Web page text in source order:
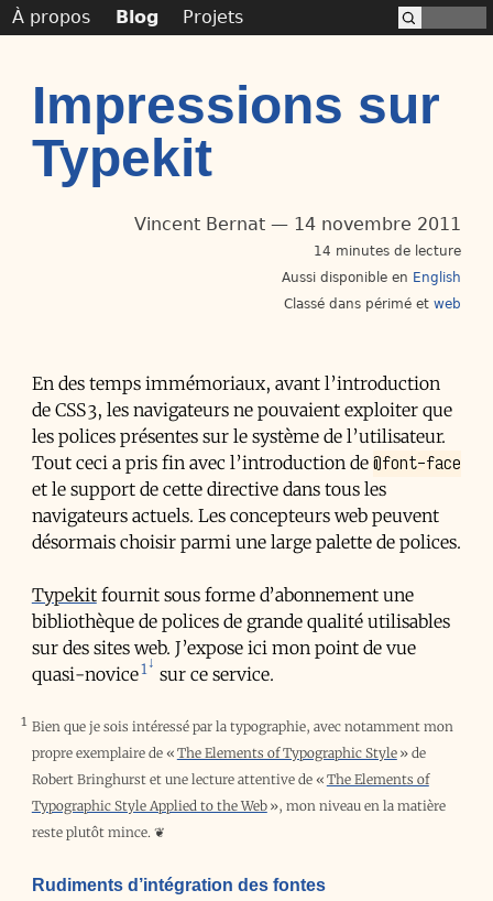
Impressions sur
Typekit
Vincent Bernat 14 novembre 2011
14 minutes de lecture
Aussi disponible en English
Classé dans périmé web
En des temps immémoriaux, avant l’introduction
de CSS3, les navigateurs ne pouvaient exploiter que
les polices présentes sur le système de l’utilisateur.
Tout ceci a pris fin avec l’introduction de @font-face
et le support de cette directive dans tous les
navigateurs actuels. Les concepteurs web peuvent
désormais choisir parmi une large palette de polices.
Typekitfournit sous forme d’abonnement une
bibliothèque de polices de grande qualité utilisables
sur des sites web. J’expose ici mon point de vue
quasi-novice1 sur ce service.
1 Bien que je sois intéressé par la typographie, avec notamment mon
propre exemplaire de « The Elements of Typographic Style» de
Robert Bringhurst et une lecture attentive de « The Elements of
Typographic Style Applied to the Web», mon niveau en la matière
reste plutôt mince. ❦
Rudiments d’intégration des fontes
À propos Blog Projets